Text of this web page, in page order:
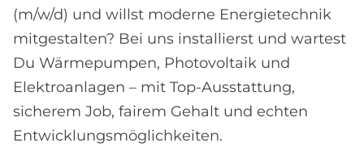
(m/w/d) und willst moderne Energietechnik
mitgestalten? Bei uns installierst und wartest
Du Wärmepumpen, Photovoltaik und
Elektroanlagen – mit Top-Ausstattung,
sicherem Job, fairem Gehalt und echten
Entwicklungsmöglichkeiten.